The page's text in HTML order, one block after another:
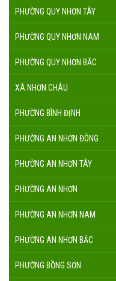
PHƯỜNG QUY NHƠN TÂY
PHƯỜNG QUY NHƠN NAM
PHƯỜNG QUY NHƠN BẮC
XÃ NHƠN CHÂU
PHƯỜNG BÌNH ĐỊNH
PHƯỜNG AN NHƠN ĐÔNG
PHƯỜNG AN NHƠN TÂY
PHƯỜNG AN NHƠN
PHƯỜNG AN NHƠN NAM
PHƯỜNG AN NHƠN BẮC
PHƯỜNG BỒNG SƠN